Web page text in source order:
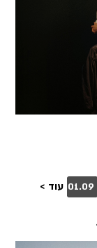
01.09 עוד >